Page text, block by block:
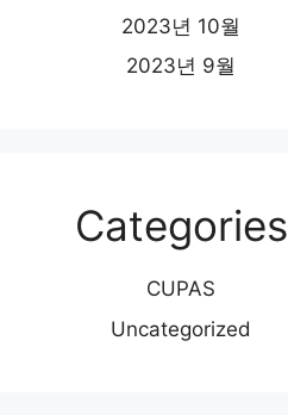
2023년 10월
2023년 9월
Categories
CUPAS
Uncategorized